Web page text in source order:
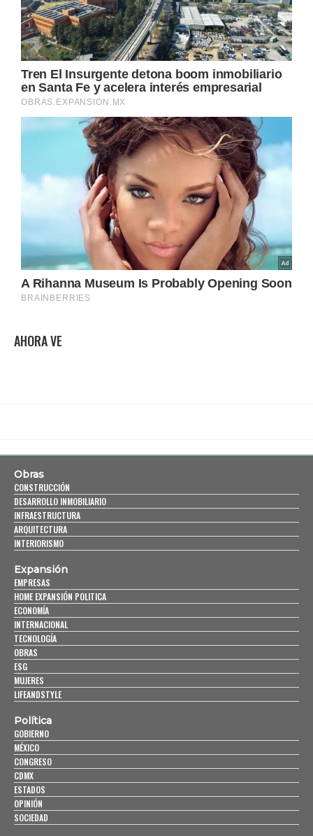
AHORA VE
Obras
CONSTRUCCIÓN
DESARROLLO INMOBILIARIO
INFRAESTRUCTURA
ARQUITECTURA
INTERIORISMO
Expansión
EMPRESAS
HOME EXPANSIÓN POLITICA
ECONOMÍA
INTERNACIONAL
TECNOLOGÍA
OBRAS
ESG
MUJERES
LIFEANDSTYLE
Política
GOBIERNO
MÉXICO
CONGRESO
CDMX
ESTADOS
OPINIÓN
SOCIEDAD